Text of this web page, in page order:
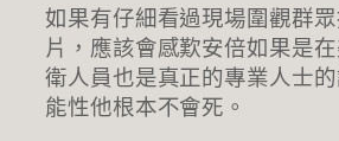
如果有仔細看過現場圍觀群
片，應該會感歎安倍如果是
衛人員也是真正的專業人士
能性他根本不會死。